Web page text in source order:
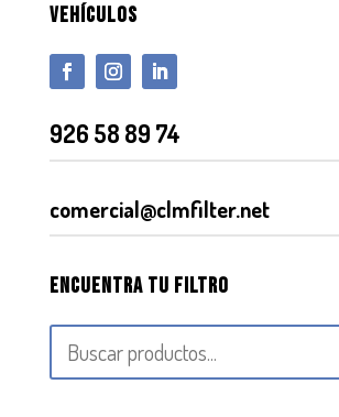
VEHÍCULOS
926 58 89 74
comercial@clmfilter.net
Encuentra tu filtro